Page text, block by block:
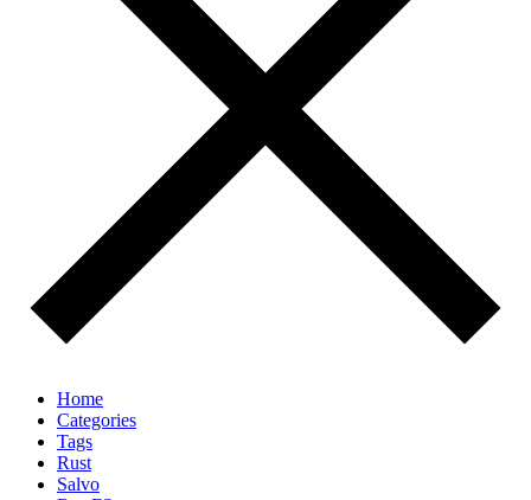
Home
Categories
Tags
Rust
Salvo